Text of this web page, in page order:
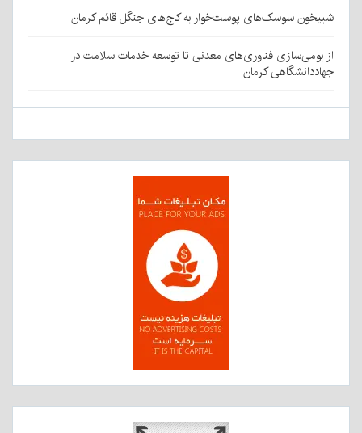
شبیخون سوسک‌های پوست‌خوار به کاج‌های جنگل قائم کرمان
از بومی‌سازی فناوری‌های معدنی تا توسعه خدمات سلامت در
جهاددانشگاهی کرمان